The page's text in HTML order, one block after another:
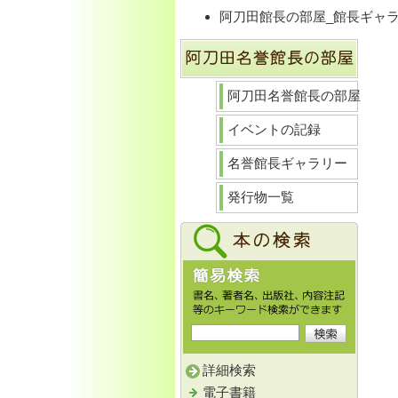
阿刀田館長の部屋_館長ギャ
阿刀田名誉館長の部屋
イベントの記録
名誉館長ギャラリー
発行物一覧
詳細検索
電子書籍